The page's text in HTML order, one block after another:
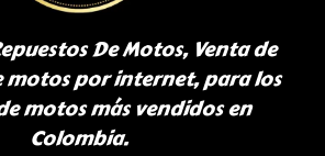
De Motos, Venta de
motos por internet, para los
motos más vendidos en
Colombia.